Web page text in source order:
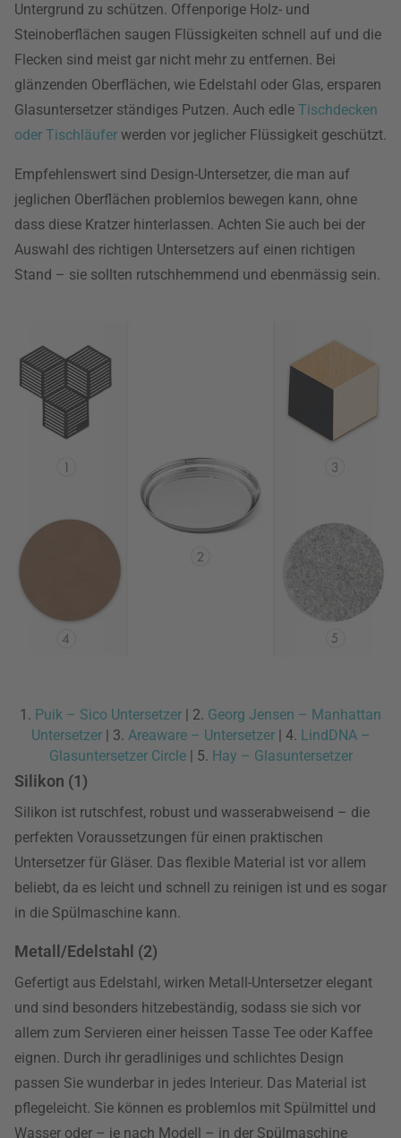
Untergrund zu schützen. Offenporige Holz- und
Steinoberflächen saugen Flüssigkeiten schnell auf und die
Flecken sind meist gar nicht mehr zu entfernen. Bei
glänzenden Oberflächen, wie Edelstahl oder Glas, ersparen
Glasuntersetzer ständiges Putzen. Auch edle Tischdecken
oder Tischläufer werden vor jeglicher Flüssigkeit geschützt.
Empfehlenswert sind Design-Untersetzer, die man auf
jeglichen Oberflächen problemlos bewegen kann, ohne
dass diese Kratzer hinterlassen. Achten Sie auch bei der
Auswahl des richtigen Untersetzers auf einen richtigen
Stand – sie sollten rutschhemmend und ebenmässig sein.
1. Puik – Sico Untersetzer | 2. Georg Jensen – Manhattan
Untersetzer| 3. Areaware – Untersetzer| 4. LindDNA –
Glasuntersetzer Circle| 5. Hay – Glasuntersetzer
Silikon (1)
Silikon ist rutschfest, robust und wasserabweisend – die
perfekten Voraussetzungen für einen praktischen
Untersetzer für Gläser. Das flexible Material ist vor allem
beliebt, da es leicht und schnell zu reinigen ist und es sogar
in die Spülmaschine kann.
Metall/Edelstahl (2)
Gefertigt aus Edelstahl, wirken Metall-Untersetzer elegant
und sind besonders hitzebeständig, sodass sie sich vor
allem zum Servieren einer heissen Tasse Tee oder Kaffee
eignen. Durch ihr geradliniges und schlichtes Design
passen Sie wunderbar in jedes Interieur. Das Material ist
pflegeleicht. Sie können es problemlos mit Spülmittel und
Wasser oder – je nach Modell – in der Spülmaschine